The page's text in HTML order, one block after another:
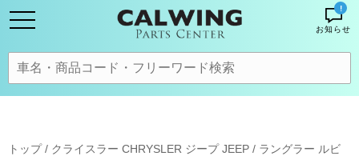
!
お知らせ
トップ/ クライスラー CHRYSLER ジープ JEEP / ラングラー ルビ